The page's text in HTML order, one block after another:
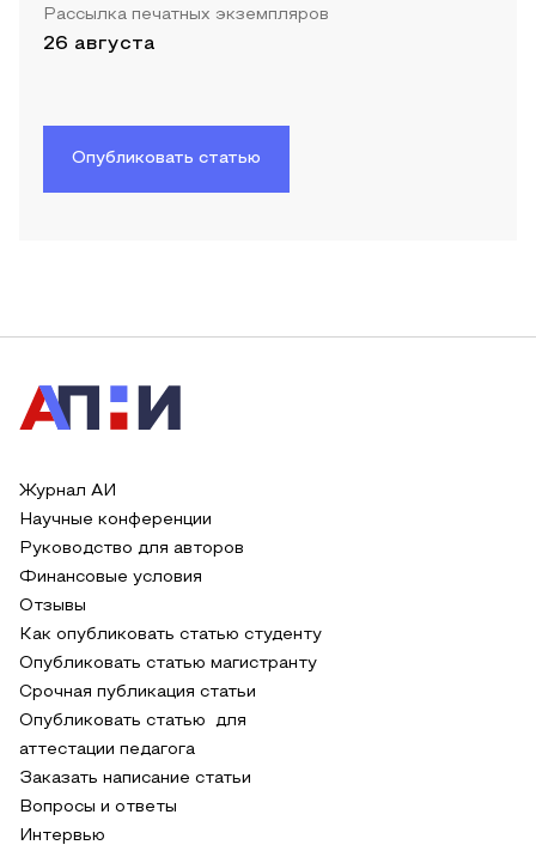
Рассылка печатных экземпляров
26 августа
Опубликовать статью
Журнал АИ
Научные конференции
Руководство для авторов
Финансовые условия
Отзывы
Как опубликовать статью студенту
Опубликовать статью магистранту
Срочная публикация статьи
Опубликовать статью для
аттестации педагога
Заказать написание статьи
Вопросы и ответы
Интервью